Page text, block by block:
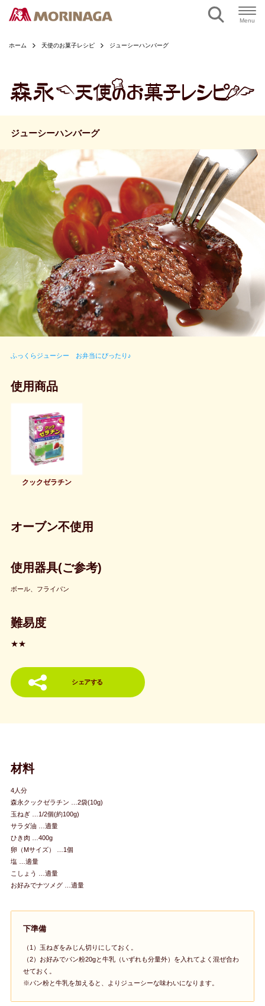
Menu
ホーム 天使のお菓子レシピ ジューシーハンバーグ
ジューシーハンバーグ
ふっくらジューシー お弁当にぴったり♪
使用商品
クックゼラチン
オーブン不使用
使用器具(ご参考)
ボール、フライパン
難易度
★★
シェアする
材料
4人分
森永クックゼラチン …2袋(10g)
玉ねぎ …1/2個(約100g)
サラダ油 …適量
ひき肉 …400g
卵（Mサイズ） …1個
塩 …適量
こしょう …適量
お好みでナツメグ …適量
下準備
（1）玉ねぎをみじん切りにしておく。
（2）お好みでパン粉20gと牛乳（いずれも分量外）を入れてよく混ぜ合わ
せておく。
※パン粉と牛乳を加えると、よりジューシーな味わいになります。